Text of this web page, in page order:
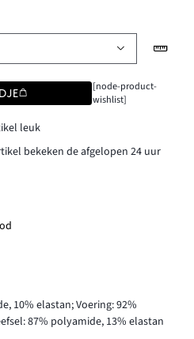
[node-product-
wishlist]
leuk
bekeken de afgelopen 24 uur
10% elastan; Voering: 92%
87% polyamide, 13% elastan